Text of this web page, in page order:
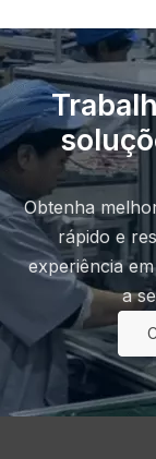
Obtenha
rápido e
experiência
a